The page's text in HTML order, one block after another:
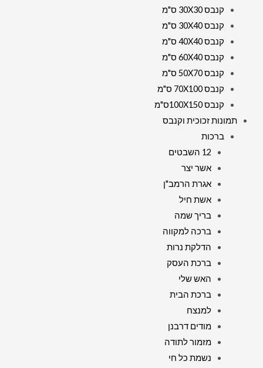
קנבס 30X30 ס"מ
קנבס 30X40 ס"מ
קנבס 40X40 ס"מ
קנבס 60X40 ס"מ
קנבס 50X70 ס"מ
קנבס 70X100 ס"מ
קנבס 100X150ס"מ
תמונות זכוכית וקנבס
ברכות
12 השבטים
אשר יצר
אגרת הרמב"ן
אשת חיל
בריך שמה
ברכה למקווה
הדלקת נרות
ברכת העסק
האש שלי
ברכת הבית
למנצח
מודים דרבנן
מזמור לתודה
נשמת כל חי